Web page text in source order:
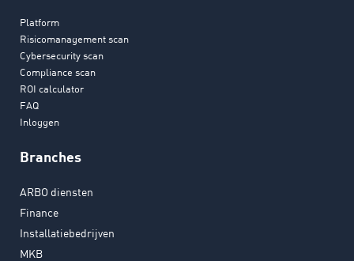
Platform
Risicomanagement scan
Cybersecurity scan
Compliance scan
ROI calculator
FAQ
Inloggen
Branches
ARBO diensten
Finance
Installatiebedrijven
MKB